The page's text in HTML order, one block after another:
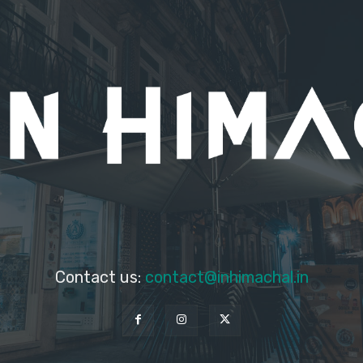
Contact us: contact@inhimachal.in